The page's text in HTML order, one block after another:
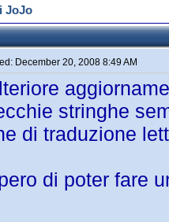
JoJo
December 20, 2008 8:49 AM
stringhe
di traduzione
di poter fare